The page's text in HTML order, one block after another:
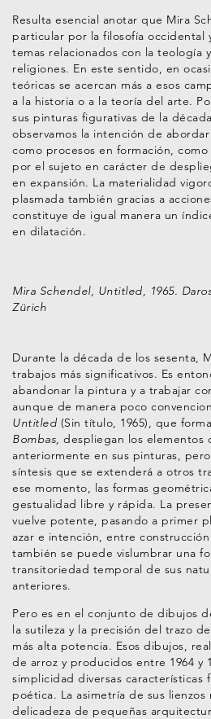
Resulta esencial anotar que Mira
particular por la filosofía occidental
temas relacionados con la teología
religiones. En este sentido, en
teóricas se acercan más a esos
a la historia o a la teoría del arte.
sus pinturas figurativas de la
observamos la intención de
como procesos en formación,
por el sujeto en carácter de
en expansión. La materialidad
plasmada también gracias a
constituye de igual manera un
en dilatación.
Mira Schendel, Untitled, 1965.
Zürich
Durante la década de los sesenta,
trabajos más significativos. Es
abandonar la pintura y a trabajar
aunque de manera poco
Untitled (Sin título, 1965), que
Bombas, despliegan los elementos
anteriormente en sus pinturas,
síntesis que se extenderá a otros
ese momento, las formas
gestualidad libre y rápida. La
vuelve potente, pasando a primer
azar e intención, entre
también se puede vislumbrar una
transitoriedad temporal de sus
anteriores.
Pero es en el conjunto de dibujos
la sutileza y la precisión del trazo
más alta potencia. Esos dibujos,
de arroz y producidos entre 1964 y
simplicidad diversas características
poética. La asimetría de sus lienzos
delicadeza de pequeñas